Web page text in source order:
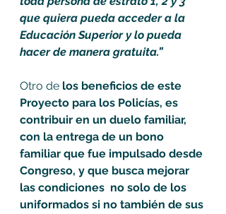
que quiera pueda acceder a la
Educación Superior y lo pueda
hacer de manera gratuita.”
Otro de los beneficios de este
Proyecto para los Policías, es
contribuir en un duelo familiar,
con la entrega de un bono
familiar que fue impulsado desde
Congreso, y que busca mejorar
las condiciones  no solo de los
uniformados si no también de sus